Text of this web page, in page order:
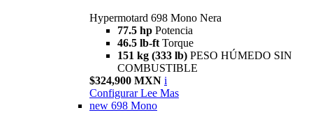
Hypermotard 698 Mono Nera
77.5 hp Potencia
46.5 lb-ft Torque
151 kg (333 lb) PESO HÚMEDO SIN
COMBUSTIBLE
$324,900 MXN i
Configurar Lee Mas
new 698 Mono